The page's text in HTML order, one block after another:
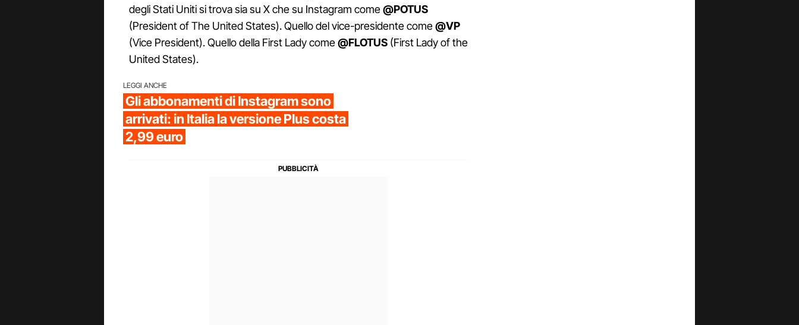
degli Stati Uniti si trova sia su X che su Instagram come@POTUS
(President of The United States). Quello del vice-presidente come@VP
(Vice President). Quello della First Lady come@FLOTUS (First Lady of the
United States).
LEGGI ANCHE
Gli abbonamenti di Instagram sono
arrivati: in Italia la versione Plus costa
2,99 euro